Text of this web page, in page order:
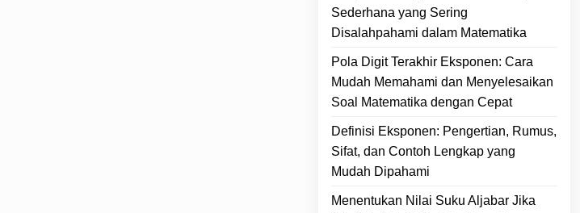
Sederhana yang Sering
Disalahpahami dalam Matematika
Pola Digit Terakhir Eksponen: Cara
Mudah Memahami dan Menyelesaikan
Soal Matematika dengan Cepat
Definisi Eksponen: Pengertian, Rumus,
Sifat, dan Contoh Lengkap yang
Mudah Dipahami
Menentukan Nilai Suku Aljabar Jika